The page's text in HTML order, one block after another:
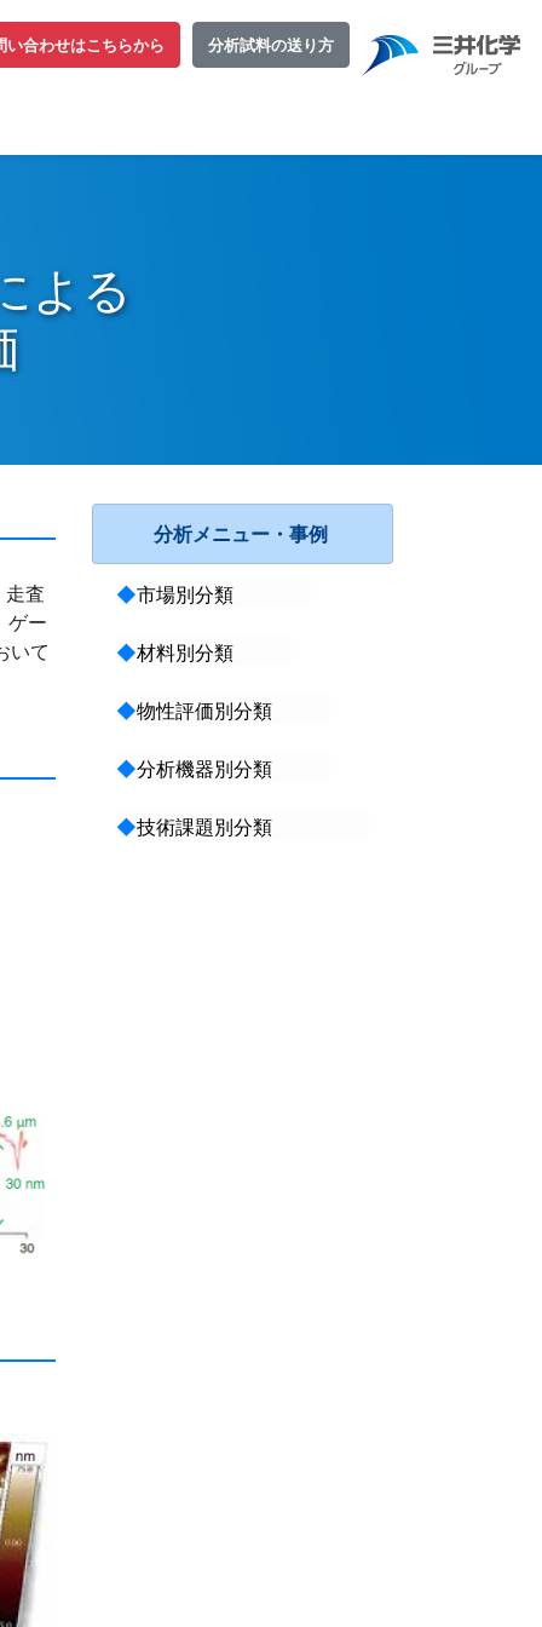
い合わせはこちらから 分析試料の送り方
よる
走査
ゲー
いて
分析メニュー・事例
◆市場別分類
◆材料別分類
◆物性評価別分類
◆分析機器別分類
◆技術課題別分類